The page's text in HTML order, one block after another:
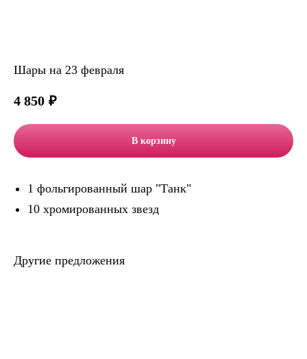
Шары на 23 февраля
4 850 ₽
В корзину
1 фольгированный шар "Танк"
10 хромированных звезд
Другие предложения